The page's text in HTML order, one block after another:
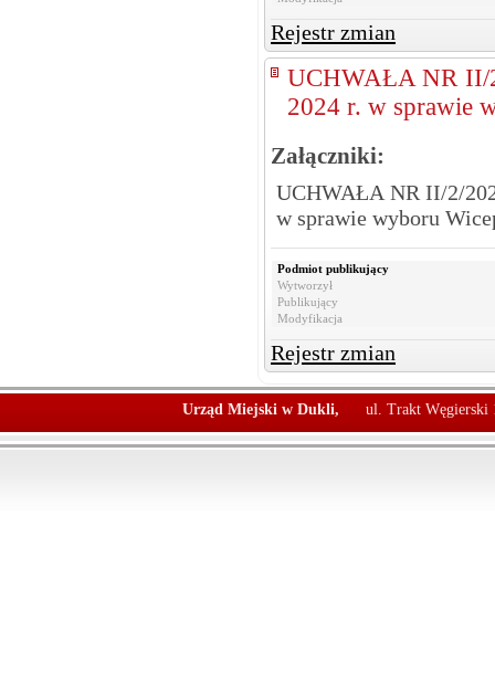
Rejestr zmian
UCHWAŁA NR II/
2024 r. w sprawie
Załączniki:
UCHWAŁA NR II/2/
w sprawie wyboru
Podmiot publikujący
Wytworzył
Publikujący
Modyfikacja
Rejestr zmian
Urząd Miejski w Dukli, ul. Trakt Węgierski